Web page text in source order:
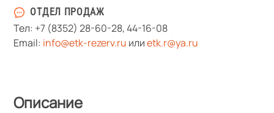
ОТДЕЛ ПРОДАЖ
Тел: +7 (8352) 28-60-28,44-16-08
Email: info@etk-rezerv.ru илиetk.r@ya.ru
Описание